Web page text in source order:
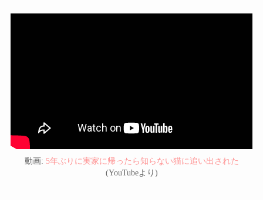
動画: 5年ぶりに実家に帰ったら知らない猫に追い出された
(YouTubeより)